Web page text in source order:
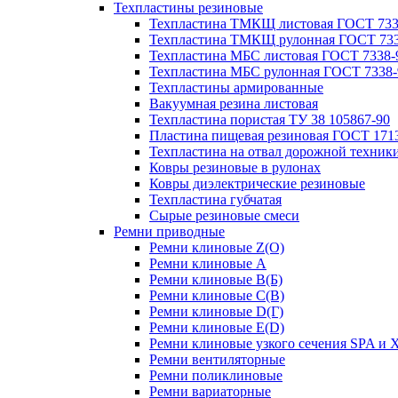
Техпластины резиновые
Техпластина ТМКЩ листовая ГОСТ
Техпластина ТМКЩ рулонная ГОСТ
Техпластина МБС листовая ГОСТ 7338-
Техпластина МБС рулонная ГОСТ
Техпластины армированные
Вакуумная резина листовая
Техпластина пористая ТУ 38 105867-90
Пластина пищевая резиновая ГОСТ
Техпластина на отвал дорожной
Ковры резиновые в рулонах
Ковры диэлектрические резиновые
Техпластина губчатая
Сырые резиновые смеси
Ремни приводные
Ремни клиновые Z(О)
Ремни клиновые A
Ремни клиновые B(Б)
Ремни клиновые C(В)
Ремни клиновые D(Г)
Ремни клиновые Е(D)
Ремни клиновые узкого сечения SPA и
Ремни вентиляторные
Ремни поликлиновые
Ремни вариаторные